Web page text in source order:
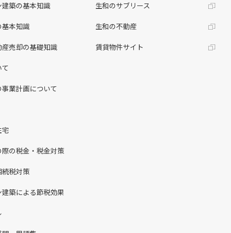
築の基本知識
本知識
売却の基礎知識
業計画について
宅
の税金・税金対策
税対策
築による節税効果
生和のサブリース
生和の不動産
賃貸物件サイト